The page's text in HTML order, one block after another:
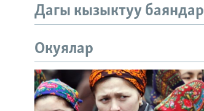
Дагы кызыктуу баяндар
Окуялар